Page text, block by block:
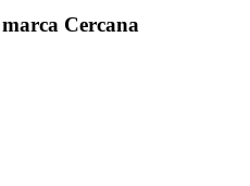
Cercana